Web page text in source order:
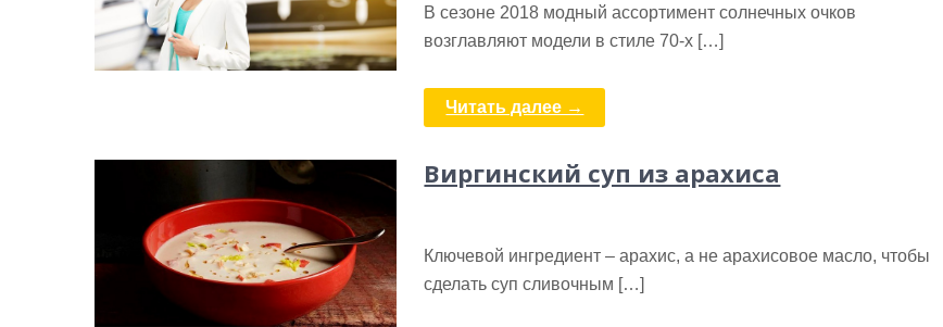
В сезоне 2018 модный ассортимент солнечных очков
возглавляют модели в стиле 70-х […]
Читать далее →
Виргинский суп из арахиса
Ключевой ингредиент – арахис, а не арахисовое масло, чтобы
сделать суп сливочным […]